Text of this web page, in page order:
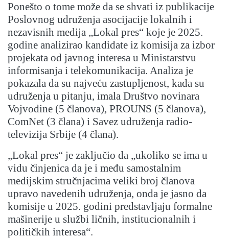
Ponešto o tome može da se shvati iz publikacije
Poslovnog udruženja asocijacije lokalnih i
nezavisnih medija „Lokal pres“ koje je 2025.
godine analizirao kandidate iz komisija za izbor
projekata od javnog interesa u Ministarstvu
informisanja i telekomunikacija. Analiza je
pokazala da su najveću zastupljenost, kada su
udruženja u pitanju, imala Društvo novinara
Vojvodine (5 članova), PROUNS (5 članova),
ComNet (3 člana) i Savez udruženja radio-
televizija Srbije (4 člana).
„Lokal pres“ je zaključio da „ukoliko se ima u
vidu činjenica da je i među samostalnim
medijskim stručnjacima veliki broj članova
upravo navedenih udruženja, onda je jasno da
komisije u 2025. godini predstavljaju formalne
mašinerije u službi ličnih, institucionalnih i
političkih interesa“.